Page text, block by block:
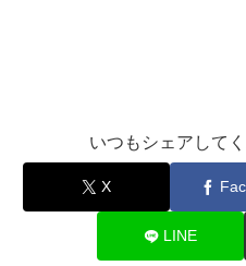
いつもシェアして
X
LINE